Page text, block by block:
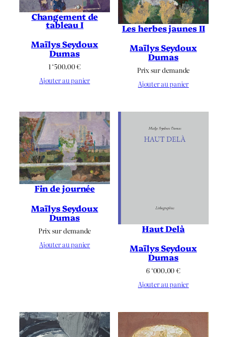
Changement de
tableau I
Maïlys Seydoux
Dumas
1 ‘500.00€
Ajouter au panier
Les herbes jaunes II
Maïlys Seydoux
Dumas
Prix sur demande
Ajouter au panier
Fin de journée
Maïlys Seydoux
Dumas
Prix sur demande
Ajouter au panier
Haut Delà
Maïlys Seydoux
Dumas
6 ‘000.00€
Ajouter au panier